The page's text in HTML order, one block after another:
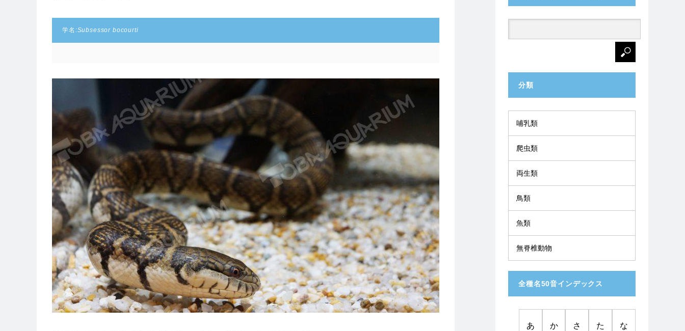
学名:Subsessor bocourti
分類
哺乳類
爬虫類
両生類
鳥類
魚類
無脊椎動物
全種名50音インデックス
あ か さ た な